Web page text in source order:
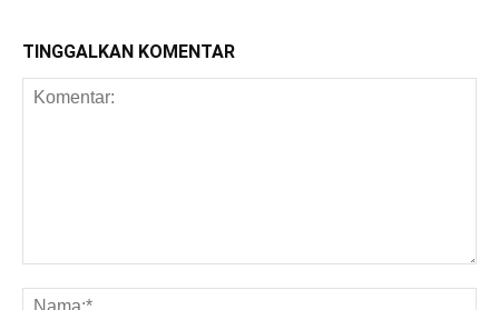
TINGGALKAN KOMENTAR